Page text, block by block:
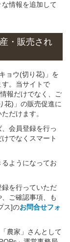
情報を追加して
・販売され
ョウ(切り花)」を
。当サイトで
報だけでなく、ご
花)」の販売促進に
だけます。
会員登録を行っ
でなくスマート
ようになってお
を行っていただ
ご確認事項、も
ス]のお問合せフォ
農家」さんとして